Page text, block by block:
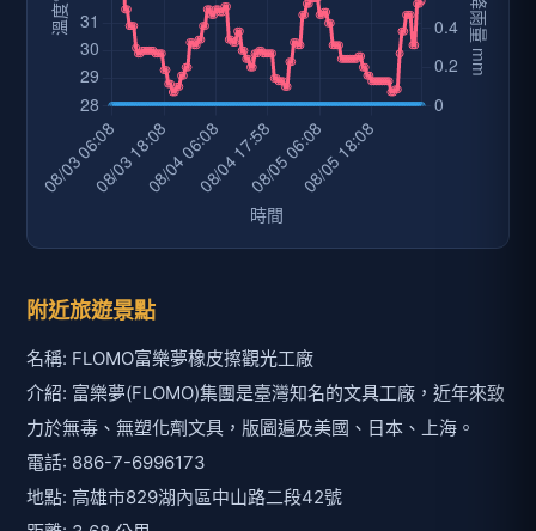
附近旅遊景點
名稱: FLOMO富樂夢橡皮擦觀光工廠
介紹: 富樂夢(FLOMO)集團是臺灣知名的文具工廠，近年來致
力於無毒、無塑化劑文具，版圖遍及美國、日本、上海。
電話: 886-7-6996173
地點: 高雄市829湖內區中山路二段42號